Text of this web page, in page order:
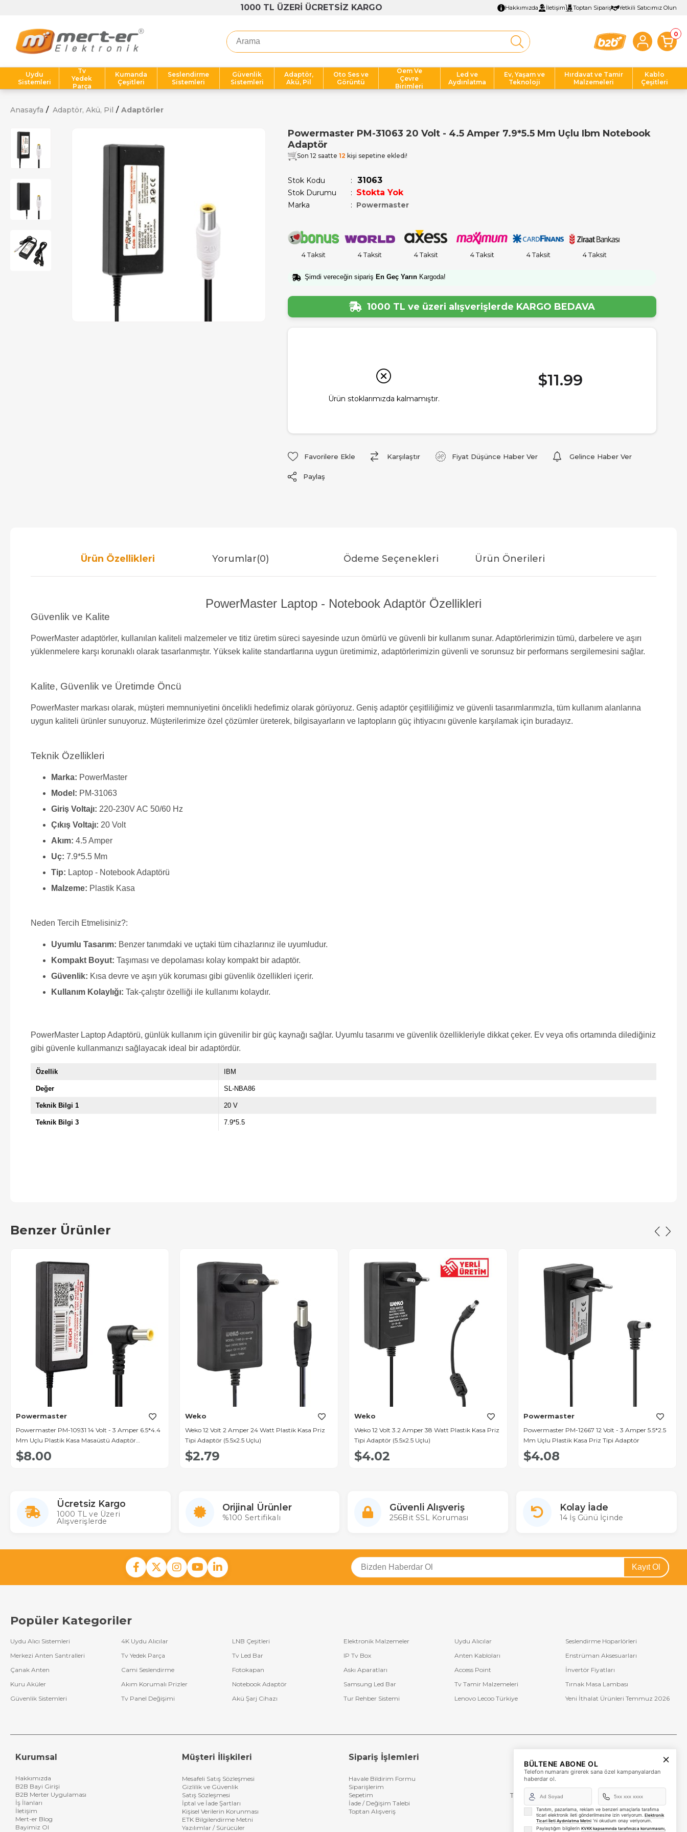
1000 TL ÜZERİ ÜCRETSİZ KARGO Hakkımızda İletişim Toptan Sipariş Yetkili Satıcımız Olun
0
Uydu
Sistemleri
Tv
Yedek
Parça
Kumanda
Çeşitleri
Seslendirme
Sistemleri
Güvenlik
Sistemleri
Adaptör,
Akü, Pil
Oto Ses ve
Görüntü
Oem Ve
Çevre
Birimleri
Led ve
Aydınlatma
Ev, Yaşam ve
Teknoloji
Hırdavat ve Tamir
Malzemeleri
Kablo
Çeşitleri
Anasayfa Adaptör, Akü, Pil Adaptörler
Powermaster PM-31063 20 Volt - 4.5 Amper 7.9*5.5 Mm Uçlu Ibm Notebook
Adaptör
Son 12 saatte 12 kişi sepetine ekledi!
Stok Kodu 31063
Stok Durumu : Stokta Yok
Marka : Powermaster
4 Taksit 4 Taksit 4 Taksit 4 Taksit 4 Taksit 4 Taksit
Şimdi vereceğin sipariş En Geç Yarın Kargoda!
1000 TL ve üzeri alışverişlerde KARGO BEDAVA
Ürün stoklarımızda kalmamıştır.
$11.99
Favorilere Ekle Karşılaştır Fiyat Düşünce Haber Ver Gelince Haber Ver
Paylaş
Ürün Özellikleri Yorumlar(0) Ödeme Seçenekleri Ürün Önerileri
PowerMaster Laptop - Notebook Adaptör Özellikleri
Güvenlik ve Kalite
PowerMaster adaptörler, kullanılan kaliteli malzemeler ve titiz üretim süreci sayesinde uzun ömürlü ve güvenli bir kullanım sunar. Adaptörlerimizin tümü, darbelere ve aşırı
yüklenmelere karşı korunaklı olarak tasarlanmıştır. Yüksek kalite standartlarına uygun üretimimiz, adaptörlerimizin güvenli ve sorunsuz bir performans sergilemesini sağlar.
Kalite, Güvenlik ve Üretimde Öncü
PowerMaster markası olarak, müşteri memnuniyetini öncelikli hedefimiz olarak görüyoruz. Geniş adaptör çeşitliliğimiz ve güvenli tasarımlarımızla, tüm kullanım alanlarına
uygun kaliteli ürünler sunuyoruz. Müşterilerimize özel çözümler üreterek, bilgisayarların ve laptopların güç ihtiyacını güvenle karşılamak için buradayız.
Teknik Özellikleri
Marka: PowerMaster
Model: PM-31063
Giriş Voltajı: 220-230V AC 50/60 Hz
Çıkış Voltajı: 20 Volt
Akım: 4.5 Amper
Uç: 7.9*5.5 Mm
Tip: Laptop - Notebook Adaptörü
Malzeme: Plastik Kasa
Neden Tercih Etmelisiniz?:
Uyumlu Tasarım: Benzer tanımdaki ve uçtaki tüm cihazlarınız ile uyumludur.
Kompakt Boyut: Taşıması ve depolaması kolay kompakt bir adaptör.
Güvenlik: Kısa devre ve aşırı yük koruması gibi güvenlik özellikleri içerir.
Kullanım Kolaylığı: Tak-çalıştır özelliği ile kullanımı kolaydır.
PowerMaster Laptop Adaptörü, günlük kullanım için güvenilir bir güç kaynağı sağlar. Uyumlu tasarımı ve güvenlik özellikleriyle dikkat çeker. Ev veya ofis ortamında dilediğiniz
gibi güvenle kullanmanızı sağlayacak ideal bir adaptördür.
Özellik IBM
Değer SL-NBA86
Teknik Bilgi 1 20 V
Teknik Bilgi 3 7.9*5.5
Benzer Ürünler
Powermaster
Powermaster PM-10931 14 Volt - 3 Amper 6.5*4.4
Mm Uçlu Plastik Kasa Masaüstü Adaptör
(Samsung Monitör)
$8.00
Weko
Weko 12 Volt 2 Amper 24 Watt Plastik Kasa Priz
Tipi Adaptör (5.5x2.5 Uçlu)
$2.79
Weko
Weko 12 Volt 3.2 Amper 38 Watt Plastik Kasa Priz
Tipi Adaptör (5.5x2.5 Uçlu)
$4.02
Powermaster
Powermaster PM-12667 12 Volt - 3 Amper 5.5*2.5
Mm Uçlu Plastik Kasa Priz Tipi Adaptör
$4.08
Ücretsiz Kargo
1000 TL ve Üzeri
Alışverişlerde
Orijinal Ürünler
%100 Sertifikalı
Güvenli Alışveriş
256Bit SSL Koruması
Kolay İade
14 İş Günü İçinde
Kayıt Ol
Popüler Kategoriler
Uydu Alıcı Sistemleri 4K Uydu Alıcılar LNB Çeşitleri Elektronik Malzemeler Uydu Alıcılar
Seslendirme Hoparlörleri
Merkezi Anten Santralleri
Tv Yedek Parça Tv Led Bar IP Tv Box Anten Kabloları
Enstrüman Aksesuarları
Çanak Anten
Cami Seslendirme Fotokapan Askı Aparatları Access Point
İnvertör Fiyatları
Kuru Aküler
Akım Korumalı Prizler Notebook Adaptör Samsung Led Bar Tv Tamir Malzemeleri
Tırnak Masa Lambası
Güvenlik Sistemleri
Tv Panel Değişimi Akü Şarj Cihazı Tur Rehber Sistemi Lenovo Lecoo Türkiye Yeni İthalat Ürünleri Temmuz 2026
Kurumsal
Hakkımızda
B2B Bayi Girişi
B2B Merter Uygulaması
İş İlanları
İletişim
Mert-er Blog
Bayimiz Ol
Müşteri İlişkileri
Mesafeli Satış Sözleşmesi
Gizlilik ve Güvenlik
Satış Sözleşmesi
İptal ve İade Şartları
Kişisel Verilerin Korunması
ETK Bilgilendirme Metni
Yazılımlar / Sürücüler
Sipariş İşlemleri
Havale Bildirim Formu
Siparişlerim
Sepetim
İade / Değişim Talebi
Toptan Alışveriş
+90 (850) 473 08 08
Tevfik Bey Mah. Dr. Ali Demir Cd. No:51 Kat:2 Kobi İş
Merkezi
Küçükçekmece / İstanbul
BÜLTENE ABONE OL
Telefon numaranı girerek sana özel kampanyalardan
haberdar ol.
Tanıtım, pazarlama, reklam ve benzeri amaçlarla tarafıma
ticari elektronik ileti gönderilmesine izin veriyorum. Elektronik
Ticari İleti Aydınlatma Metni 'ni okudum onay veriyorum.
Paylaştığım bilgilerin KVKK kapsamında tarafınızca korunmasını,